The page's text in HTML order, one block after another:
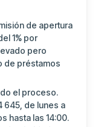
de apertura
1% por
pero
de préstamos
el proceso.
645, de lunes a
hasta las 14:00.